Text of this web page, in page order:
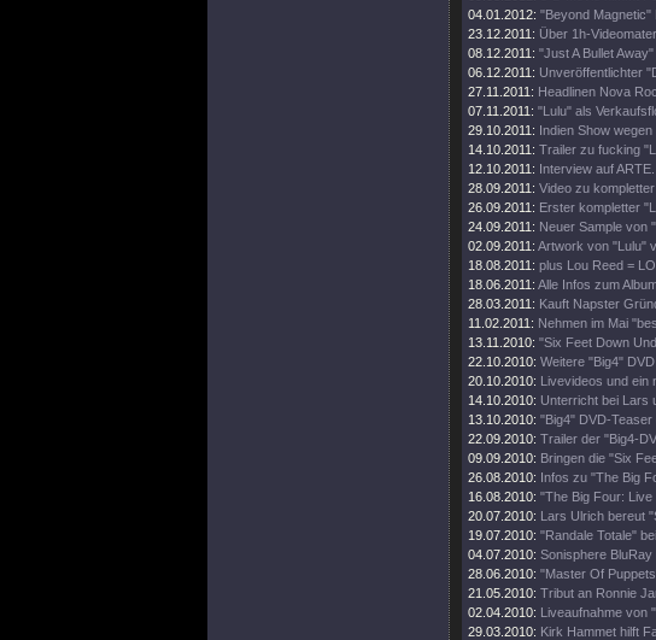
04.01.2012: "Beyond Magnetic"
23.12.2011: Über 1h-
08.12.2011: "Just A Bullet Away"
06.12.2011: Unveröffentlichter
27.11.2011: Headlinen Nova
07.11.2011: "Lulu" als
29.10.2011: Indien Show
14.10.2011: Trailer zu fucking
12.10.2011: Interview auf ARTE.
28.09.2011: Video zu
26.09.2011: Erster kompletter
24.09.2011: Neuer Sample von
02.09.2011: Artwork von "Lulu"
18.08.2011: plus Lou Reed =
18.06.2011: Alle Infos zum
28.03.2011: Kauft Napster
11.02.2011: Nehmen im Mai
13.11.2010: "Six Feet Down
22.10.2010: Weitere "Big4"
20.10.2010: Livevideos und ein
14.10.2010: Unterricht bei Lars
13.10.2010: "Big4" DVD-Teaser
22.09.2010: Trailer der "Big4-
09.09.2010: Bringen die "Six
26.08.2010: Infos zu "The Big
16.08.2010: "The Big Four: Live
20.07.2010: Lars Ulrich bereut
19.07.2010: "Randale Totale"
04.07.2010: Sonisphere BluRay
28.06.2010: "Master Of
21.05.2010: Tribut an Ronnie
02.04.2010: Liveaufnahme von
29.03.2010: Kirk Hammet hilft